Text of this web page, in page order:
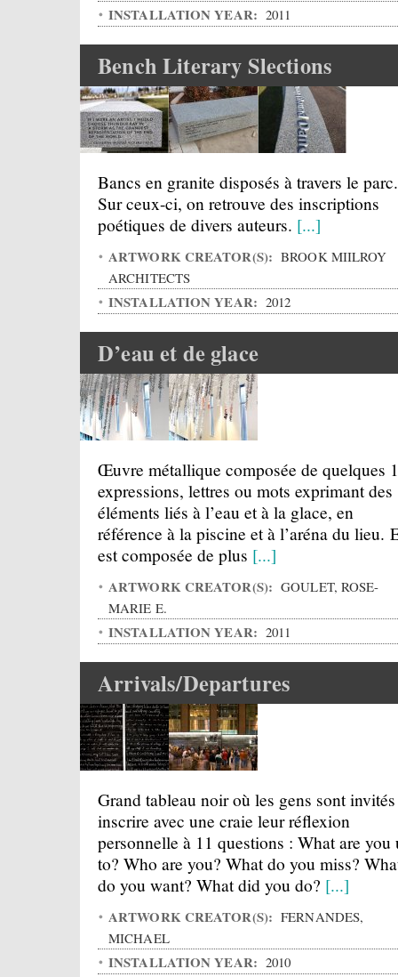
INSTALLATION YEAR: 2011
Bench Literary Slections
Bancs en granite disposés à travers le parc.
Sur ceux-ci, on retrouve des inscriptions
poétiques de divers auteurs. [...]
ARTWORK CREATOR(S): BROOK MIILROY
ARCHITECTS
INSTALLATION YEAR: 2012
D’eau et de glace
Œuvre métallique composée de quelques
expressions, lettres ou mots exprimant des
éléments liés à l’eau et à la glace, en
référence à la piscine et à l’aréna du lieu.
est composée de plus [...]
ARTWORK CREATOR(S): GOULET, ROSE-
MARIE E.
INSTALLATION YEAR: 2011
Arrivals/Departures
Grand tableau noir où les gens sont
inscrire avec une craie leur réflexion
personnelle à 11 questions : What are you
to? Who are you? What do you miss?
do you want? What did you do? [...]
ARTWORK CREATOR(S): FERNANDES,
MICHAEL
INSTALLATION YEAR: 2010